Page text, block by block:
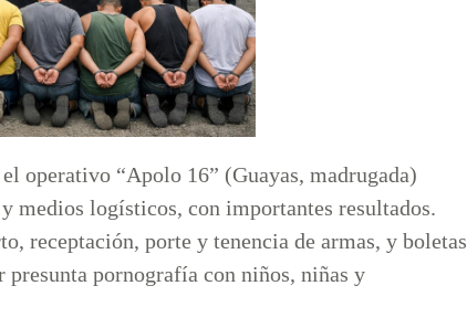
operativo “Apolo 16” (Guayas, madrugada)
medios logísticos, con importantes resultados.
receptación, porte y tenencia de armas, y boletas
presunta pornografía con niños, niñas y